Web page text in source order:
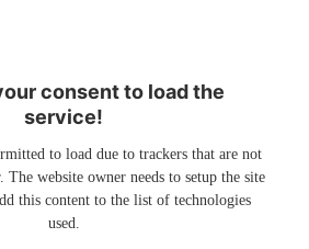
consent to load the
service!
to load due to trackers that are not
The website owner needs to setup the site
this content to the list of technologies
used.